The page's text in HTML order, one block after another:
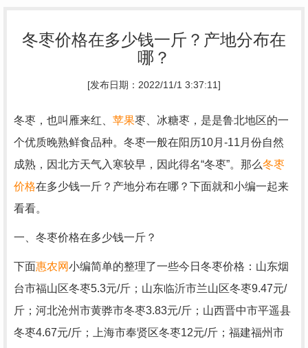
冬枣价格在多少钱一斤？产地分布在
哪？
[发布日期：2022/11/1 3:37:11]
冬枣，也叫雁来红、 苹果枣、冰糖枣，是是鲁北地区的一
个优质晚熟鲜食品种。冬枣一般在阳历10月-11月份自然
成熟，因北方天气入寒较早，因此得名“冬枣”。那么冬枣
价格在多少钱一斤？产地分布在哪？下面就和小编一起来
看看。
一、冬枣价格在多少钱一斤？
下面惠农网小编简单的整理了一些今日冬枣价格：山东烟
台市福山区冬枣5.3元/斤；山东临沂市兰山区冬枣9.47元/
斤；河北沧州市黄骅市冬枣3.83元/斤；山西晋中市平遥县
冬枣4.67元/斤；上海市奉贤区冬枣12元/斤；福建福州市